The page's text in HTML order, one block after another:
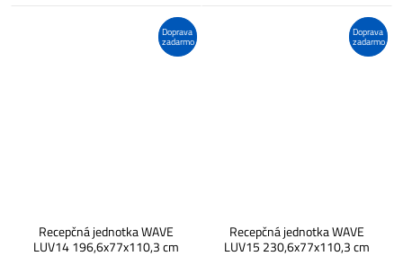
Doprava
zadarmo
Recepčná jednotka WAVE
LUV14 196,6x77x110,3 cm
Doprava
zadarmo
Recepčná jednotka WAVE
LUV15 230,6x77x110,3 cm